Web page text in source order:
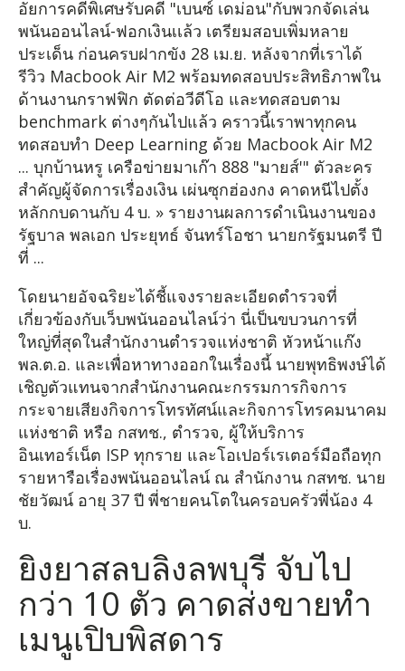
อัยการคดีพิเศษรับคดี "เบนซ์ เดม่อน"กับพวกจัดเล่น
พนันออนไลน์-ฟอกเงินเเล้ว เตรียมสอบเพิ่มหลาย
ประเด็น ก่อนครบฝากขัง 28 เม.ย. หลังจากที่เราได้
รีวิว Macbook Air M2 พร้อมทดสอบประสิทธิภาพใน
ด้านงานกราฟฟิก ตัดต่อวีดีโอ และทดสอบตาม
benchmark ต่างๆกันไปแล้ว คราวนี้เราพาทุกคน
ทดสอบทำ Deep Learning ด้วย Macbook Air M2
... บุกบ้านหรู เครือข่ายมาเก๊า 888 "มายส์'" ตัวละคร
สำคัญผู้จัดการเรื่องเงิน เผ่นซุกฮ่องกง คาดหนีไปตั้ง
หลักกบดานกับ 4 บ. » รายงานผลการดำเนินงานของ
รัฐบาล พลเอก ประยุทธ์ จันทร์โอชา นายกรัฐมนตรี ปี
ที่ ...
โดยนายอัจฉริยะได้ชี้แจงรายละเอียดตำรวจที่
เกี่ยวข้องกับเว็บพนันออนไลน์ว่า นี่เป็นขบวนการที่
ใหญ่ที่สุดในสำนักงานตำรวจแห่งชาติ หัวหน้าแก๊ง
พล.ต.อ. และเพื่อหาทางออกในเรื่องนี้ นายพุทธิพงษ์ได้
เชิญตัวแทนจากสำนักงานคณะกรรมการกิจการ
กระจายเสียงกิจการโทรทัศน์และกิจการโทรคมนาคม
แห่งชาติ หรือ กสทช., ตำรวจ, ผู้ให้บริการ
อินเทอร์เน็ต ISP ทุกราย และโอเปอร์เรเตอร์มือถือทุก
รายหารือเรื่องพนันออนไลน์ ณ สำนักงาน กสทช. นาย
ชัยวัฒน์ อายุ 37 ปี พี่ชายคนโตในครอบครัวพี่น้อง 4
บ.
ยิงยาสลบลิงลพบุรี จับไป
กว่า 10 ตัว คาดส่งขายทำ
เมนูเปิบพิสดาร